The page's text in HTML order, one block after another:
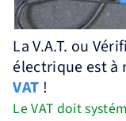
La V.A.T. ou
électrique est à
VAT !
Le VAT doit